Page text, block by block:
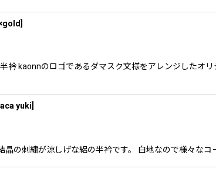
]
kaonnのロゴであるダマスク文様をアレンジしたオリ
yuki]
晶の刺繍が涼しげな絽の半衿です。 白地なので様々な